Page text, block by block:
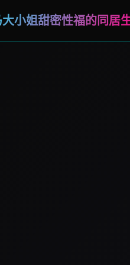
小姐甜密性福的同居